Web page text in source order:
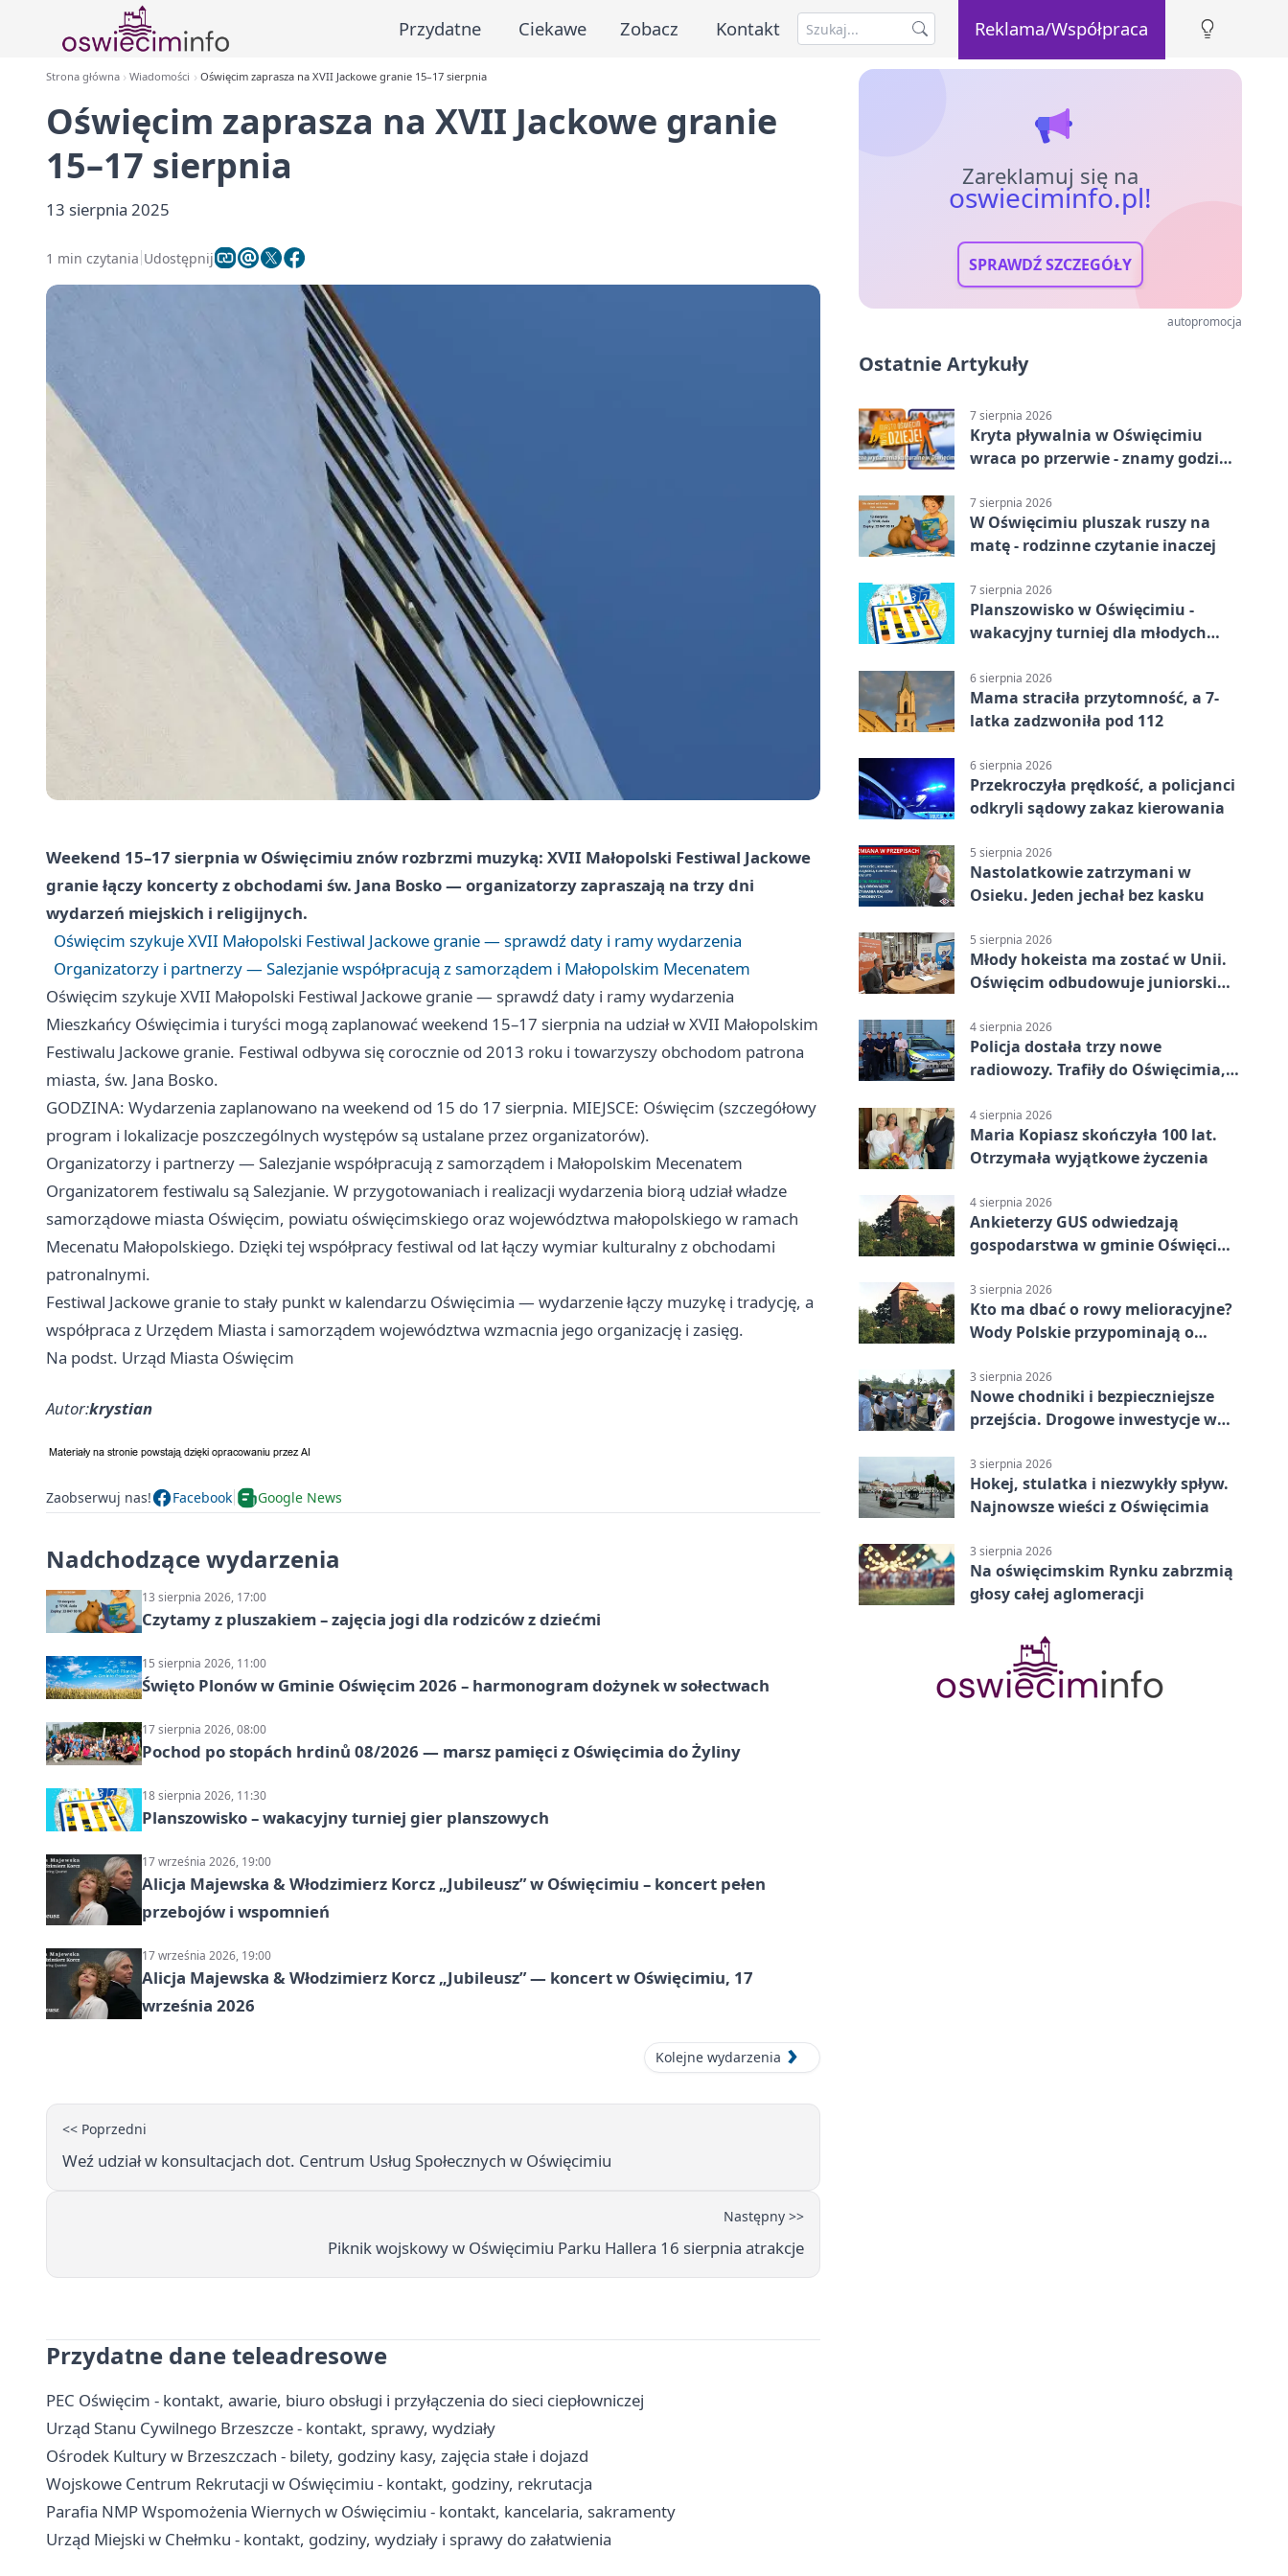
Przydatne Ciekawe Zobacz Kontakt Reklama/Współpraca
Strona główna Wiadomości Oświęcim zaprasza na XVII Jackowe granie 15–17 sierpnia
Oświęcim zaprasza na XVII Jackowe granie
15–17 sierpnia
13 sierpnia 2025
1 min czytania Udostępnij
Weekend 15–17 sierpnia w Oświęcimiu znów rozbrzmi muzyką: XVII Małopolski Festiwal Jackowe
granie łączy koncerty z obchodami św. Jana Bosko — organizatorzy zapraszają na trzy dni
wydarzeń miejskich i religijnych.
Oświęcim szykuje XVII Małopolski Festiwal Jackowe granie — sprawdź daty i ramy wydarzenia
Organizatorzy i partnerzy — Salezjanie współpracują z samorządem i Małopolskim Mecenatem
Oświęcim szykuje XVII Małopolski Festiwal Jackowe granie — sprawdź daty i ramy wydarzenia
Mieszkańcy Oświęcimia i turyści mogą zaplanować weekend 15–17 sierpnia na udział w XVII Małopolskim
Festiwalu Jackowe granie. Festiwal odbywa się corocznie od 2013 roku i towarzyszy obchodom patrona
miasta, św. Jana Bosko.
GODZINA: Wydarzenia zaplanowano na weekend od 15 do 17 sierpnia. MIEJSCE: Oświęcim (szczegółowy
program i lokalizacje poszczególnych występów są ustalane przez organizatorów).
Organizatorzy i partnerzy — Salezjanie współpracują z samorządem i Małopolskim Mecenatem
Organizatorem festiwalu są Salezjanie. W przygotowaniach i realizacji wydarzenia biorą udział władze
samorządowe miasta Oświęcim, powiatu oświęcimskiego oraz województwa małopolskiego w ramach
Mecenatu Małopolskiego. Dzięki tej współpracy festiwal od lat łączy wymiar kulturalny z obchodami
patronalnymi.
Festiwal Jackowe granie to stały punkt w kalendarzu Oświęcimia — wydarzenie łączy muzykę i tradycję, a
współpraca z Urzędem Miasta i samorządem województwa wzmacnia jego organizację i zasięg.
Na podst. Urząd Miasta Oświęcim
Autor:krystian
Zaobserwuj nas! Facebook Google News
Nadchodzące wydarzenia
13 sierpnia 2026, 17:00
Czytamy z pluszakiem – zajęcia jogi dla rodziców z dziećmi
15 sierpnia 2026, 11:00
Święto Plonów w Gminie Oświęcim 2026 – harmonogram dożynek w sołectwach
17 sierpnia 2026, 08:00
Pochod po stopách hrdinů 08/2026 — marsz pamięci z Oświęcimia do Żyliny
18 sierpnia 2026, 11:30
Planszowisko – wakacyjny turniej gier planszowych
17 września 2026, 19:00
Alicja Majewska & Włodzimierz Korcz „Jubileusz” w Oświęcimiu – koncert pełen
przebojów i wspomnień
17 września 2026, 19:00
Alicja Majewska & Włodzimierz Korcz „Jubileusz” — koncert w Oświęcimiu, 17
września 2026
Kolejne wydarzenia
<< Poprzedni
Weź udział w konsultacjach dot. Centrum Usług Społecznych w Oświęcimiu
Następny >>
Piknik wojskowy w Oświęcimiu Parku Hallera 16 sierpnia atrakcje
Przydatne dane teleadresowe
PEC Oświęcim - kontakt, awarie, biuro obsługi i przyłączenia do sieci ciepłowniczej
Urząd Stanu Cywilnego Brzeszcze - kontakt, sprawy, wydziały
Ośrodek Kultury w Brzeszczach - bilety, godziny kasy, zajęcia stałe i dojazd
Wojskowe Centrum Rekrutacji w Oświęcimiu - kontakt, godziny, rekrutacja
Parafia NMP Wspomożenia Wiernych w Oświęcimiu - kontakt, kancelaria, sakramenty
Urząd Miejski w Chełmku - kontakt, godziny, wydziały i sprawy do załatwienia
Zareklamuj się na
oswieciminfo.pl!
SPRAWDŹ SZCZEGÓŁY
autopromocja
Ostatnie Artykuły
7 sierpnia 2026
Kryta pływalnia w Oświęcimiu
wraca po przerwie - znamy godziny
7 sierpnia 2026
W Oświęcimiu pluszak ruszy na
matę - rodzinne czytanie inaczej
7 sierpnia 2026
Planszowisko w Oświęcimiu -
wakacyjny turniej dla młodych
6 sierpnia 2026
Mama straciła przytomność, a 7-
latka zadzwoniła pod 112
6 sierpnia 2026
Przekroczyła prędkość, a policjanci
odkryli sądowy zakaz kierowania
5 sierpnia 2026
Nastolatkowie zatrzymani w
Osieku. Jeden jechał bez kasku
5 sierpnia 2026
Młody hokeista ma zostać w Unii.
Oświęcim odbudowuje juniorski
4 sierpnia 2026
Policja dostała trzy nowe
radiowozy. Trafiły do Oświęcimia,
4 sierpnia 2026
Maria Kopiasz skończyła 100 lat.
Otrzymała wyjątkowe życzenia
4 sierpnia 2026
Ankieterzy GUS odwiedzają
gospodarstwa w gminie Oświęcim.
3 sierpnia 2026
Kto ma dbać o rowy melioracyjne?
Wody Polskie przypominają o
3 sierpnia 2026
Nowe chodniki i bezpieczniejsze
przejścia. Drogowe inwestycje w
3 sierpnia 2026
Hokej, stulatka i niezwykły spływ.
Najnowsze wieści z Oświęcimia
3 sierpnia 2026
Na oświęcimskim Rynku zabrzmią
głosy całej aglomeracji